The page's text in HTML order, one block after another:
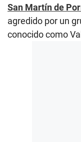
San Martín de
agredido por un
conocido como